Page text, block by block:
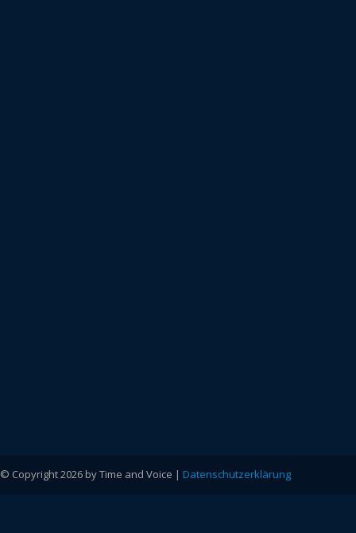
© Copyright 2026 by Time and Voice | Datenschutzerklärung